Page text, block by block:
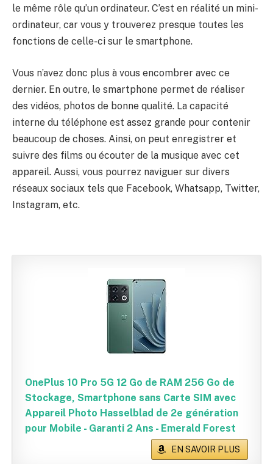
le même rôle qu’un ordinateur. C’est en réalité un mini-
ordinateur, car vous y trouverez presque toutes les
fonctions de celle-ci sur le smartphone.
Vous n’avez donc plus à vous encombrer avec ce
dernier. En outre, le smartphone permet de réaliser
des vidéos, photos de bonne qualité. La capacité
interne du téléphone est assez grande pour contenir
beaucoup de choses. Ainsi, on peut enregistrer et
suivre des films ou écouter de la musique avec cet
appareil. Aussi, vous pourrez naviguer sur divers
réseaux sociaux tels que Facebook, Whatsapp, Twitter,
Instagram, etc.
OnePlus 10 Pro 5G 12 Go de RAM 256 Go de
Stockage, Smartphone sans Carte SIM avec
Appareil Photo Hasselblad de 2e génération
pour Mobile - Garanti 2 Ans - Emerald Forest
EN SAVOIR PLUS